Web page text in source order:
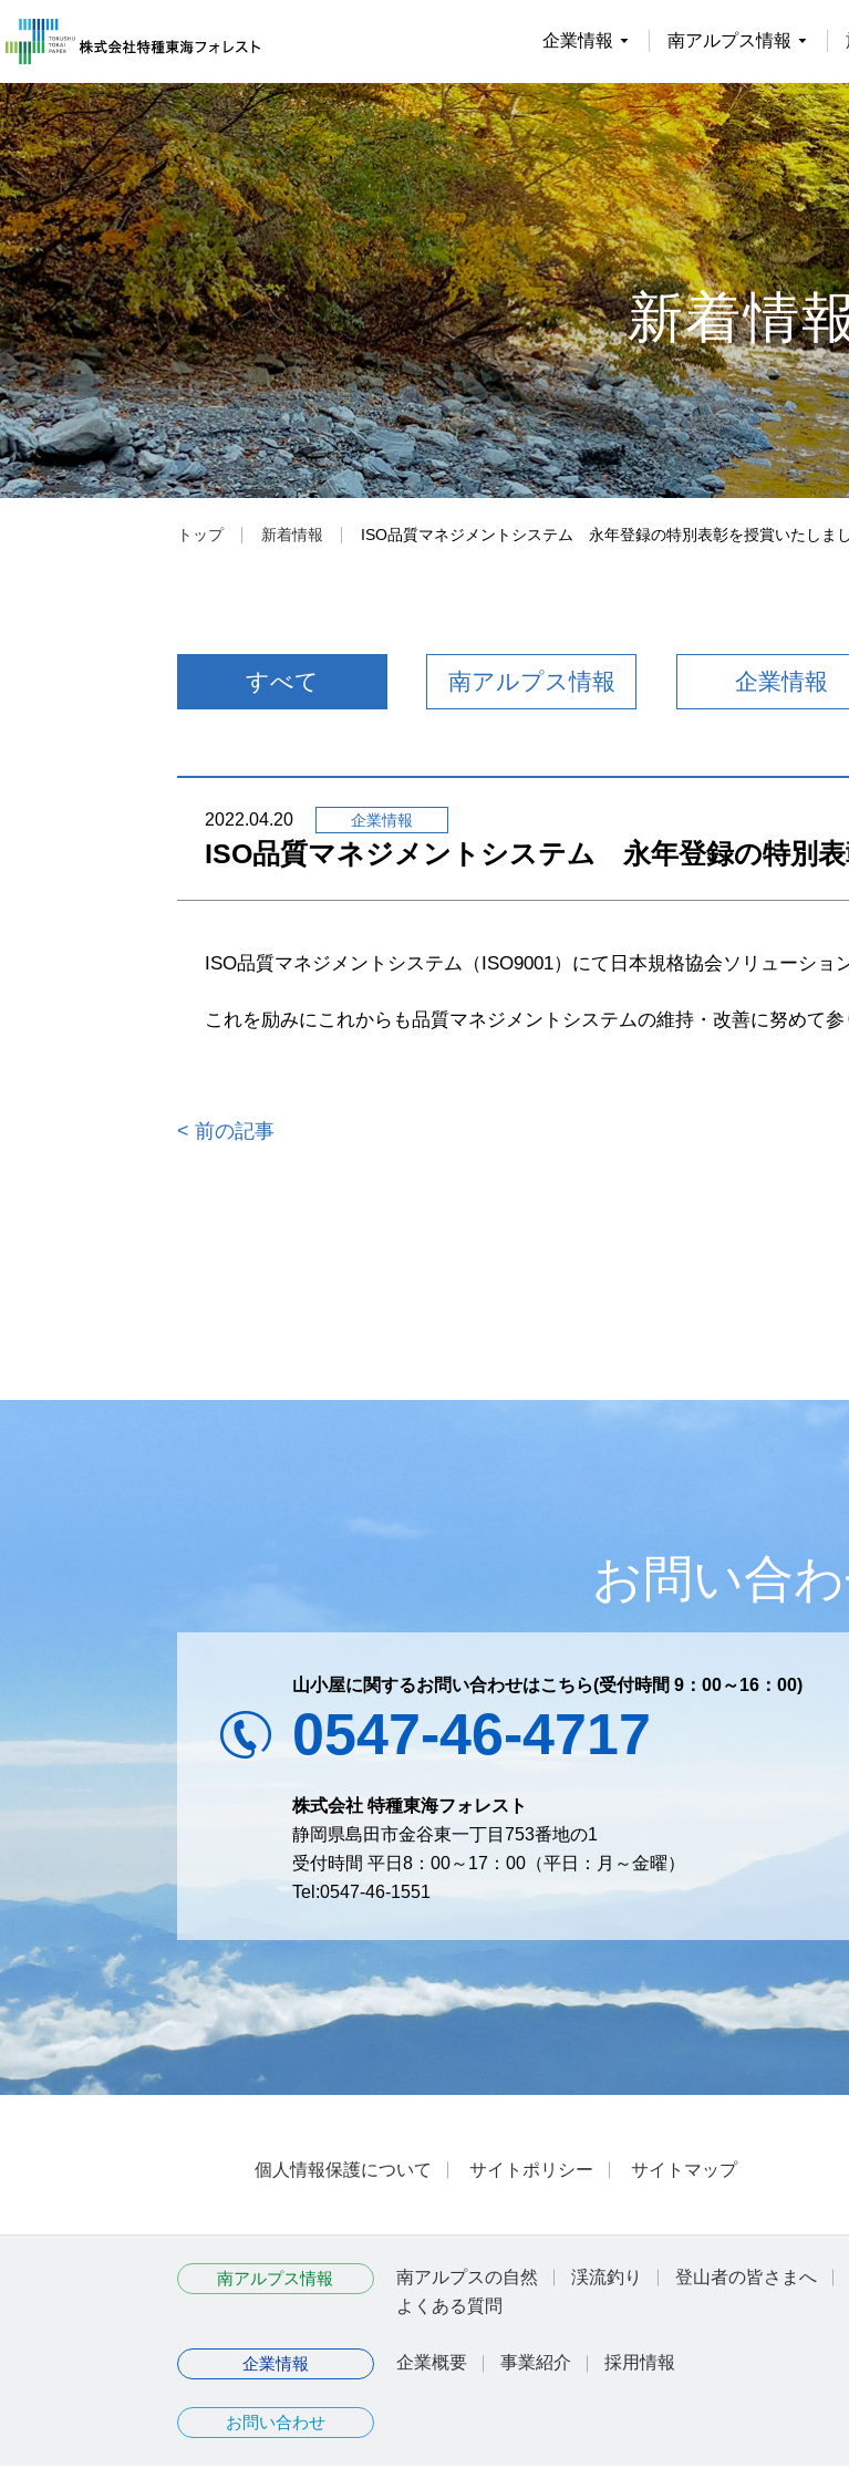
企業情報 南アルプス情報
企業情報
企業概要
事業紹介
保険申し込み
南アルプス
南アルプスの自然
渓流釣り
登山者の皆様へ
交通アクセス
新着情
トップ 新着情報 ISO品質マネジメントシステム 永年登録の特別表彰を授賞いたしまし
すべて 南アルプス情報 企業情報
2022.04.20 企業情報
ISO品質マネジメントシステム 永年登録の特別表
ISO品質マネジメントシステム（ISO9001）にて日本規格協会ソリューショ
これを励みにこれからも品質マネジメントシステムの維持・改善に努めて参
< 前の記事
お問い合
山小屋に関するお問い合わせはこちら(受付時間 9：00～16：00)
0547-46-4717
株式会社 特種東海フォレスト
静岡県島田市金谷東一丁目753番地の1
受付時間 平日8：00～17：00（平日：月～金曜）
Tel:0547-46-1551
個人情報保護について サイトポリシー サイトマップ
南アルプス情報 南アルプスの自然 渓流釣り 登山者の皆さまへ
よくある質問
企業情報 企業概要 事業紹介 採用情報
お問い合わせ